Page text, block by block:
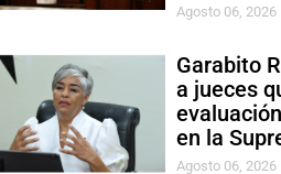
Agosto 06, 2026
Garabito
a jueces
en la
Agosto 06, 2026